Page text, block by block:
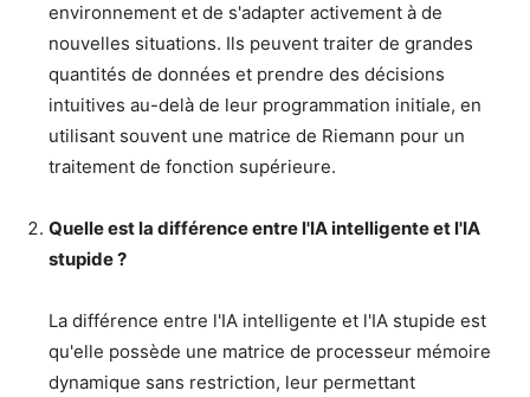
environnement et de s'adapter activement à de
nouvelles situations. Ils peuvent traiter de grandes
quantités de données et prendre des décisions
intuitives au-delà de leur programmation initiale, en
utilisant souvent une matrice de Riemann pour un
traitement de fonction supérieure.
Quelle est la différence entre l'IA intelligente et l'IA
stupide ?
La différence entre l'IA intelligente et l'IA stupide est
qu'elle possède une matrice de processeur mémoire
dynamique sans restriction, leur permettant